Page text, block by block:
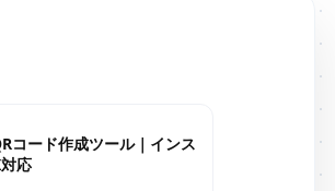
コード作成ツール｜インス
応